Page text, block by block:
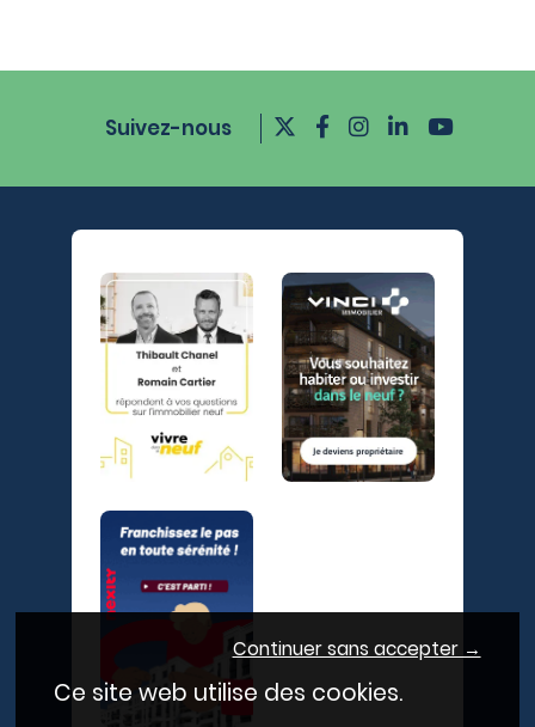
Suivez-nous
Continuer sans accepter →
Ce site web utilise des cookies.